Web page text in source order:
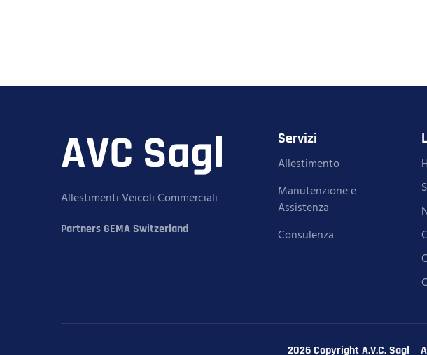
AVC Sagl
Allestimenti Veicoli Commerciali
Partners GEMA Switzerland
Servizi
Allestimento
Manutenzione e
Assistenza
Consulenza
2026 Copyright A.V.C. Sagl